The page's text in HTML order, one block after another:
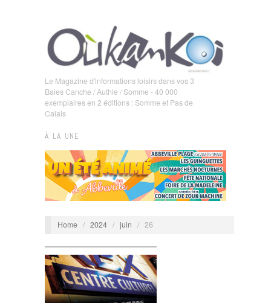
Le Magazine d'informations loisirs dans vos 3
Baies Canche / Authie / Somme - 40 000
exemplaires en 2 éditions : Somme et Pas de
Calais
À LA UNE
Home / 2024 / juin / 26